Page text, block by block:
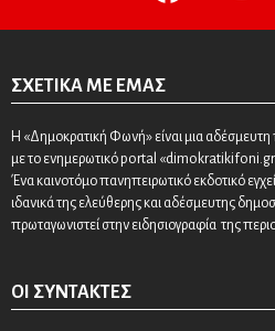
ΣΧΕΤΙΚΆ ΜΕ ΕΜΆΣ
Η «Δημοκρατική Φωνή» είναι μια αδέσμευτη
με το ενημερωτικό portal
Ένα καινοτόμο πανηπειρωτικό εκδοτικό
ιδανικά της ελεύθερης και αδέσμευτης
πρωταγωνιστεί στην ειδησιογραφία της
ΟΙ ΣΥΝΤΆΚΤΕΣ